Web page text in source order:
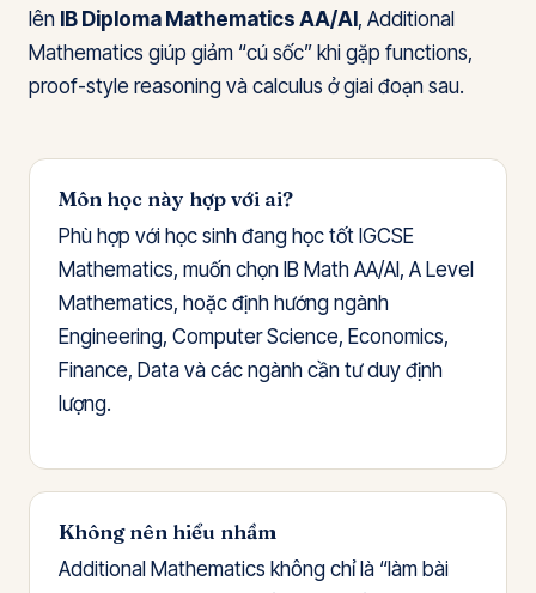
lên IB Diploma Mathematics AA/AI , Additional
Mathematics giúp giảm “cú sốc” khi gặp functions,
proof-style reasoning và calculus ở giai đoạn sau.
Môn học này hợp với ai?
Phù hợp với học sinh đang học tốt IGCSE
Mathematics, muốn chọn IB Math AA/AI, A Level
Mathematics, hoặc định hướng ngành
Engineering, Computer Science, Economics,
Finance, Data và các ngành cần tư duy định
lượng.
Không nên hiểu nhầm
Additional Mathematics không chỉ là “làm bài